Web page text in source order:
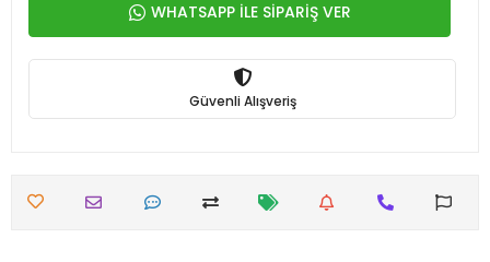
WHATSAPP İLE SİPARİŞ VER
Güvenli Alışveriş